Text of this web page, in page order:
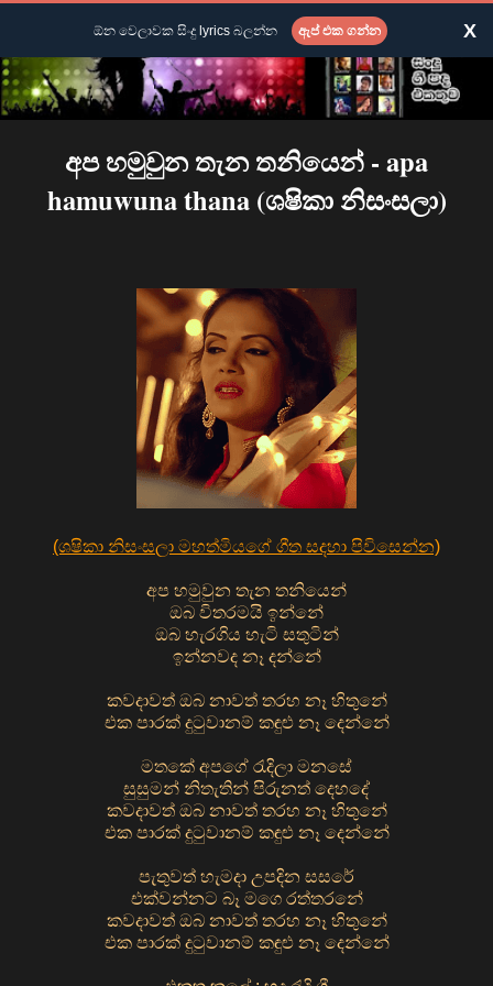
අප හමුවුන තැන තනියෙන් - apa
hamuwuna thana (ශෂිකා නිසංසලා)
(ශෂිකා නිසංසලා මහත්මියගේ ගීත සදහා පිවිසෙන්න)
අප හමුවුන තැන තනියෙන්
ඔබ විතරමයි ඉන්නේ
ඔබ හැරගිය හැටි සතුටින්
ඉන්නවද නෑ දන්නේ
කවදාවත් ඔබ නාවත් තරහ නෑ හිතුනේ
එක පාරක් දුටුවානම් කඳුළු නෑ දෙන්නේ
මතකේ අපගේ රැදිලා මනසේ
සුසුමන් නිතැතින් පිරුනත් දෙහදේ
කවදාවත් ඔබ නාවත් තරහ නෑ හිතුනේ
එක පාරක් දුටුවානම් කඳුළු නෑ දෙන්නේ
පැතුවත් හැමදා උපදින සසරේ
එක්වන්නට බෑ මගෙ රත්තරනේ
කවදාවත් ඔබ නාවත් තරහ නෑ හිතුනේ
එක පාරක් දුටුවානම් කඳුළු නෑ දෙන්නේ
ඕන වෙලාවක සිංදු lyrics බලන්න ඇප් එක ගන්න X